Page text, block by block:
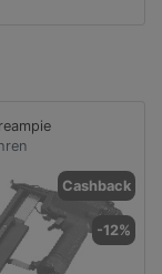
Cashback
-12%